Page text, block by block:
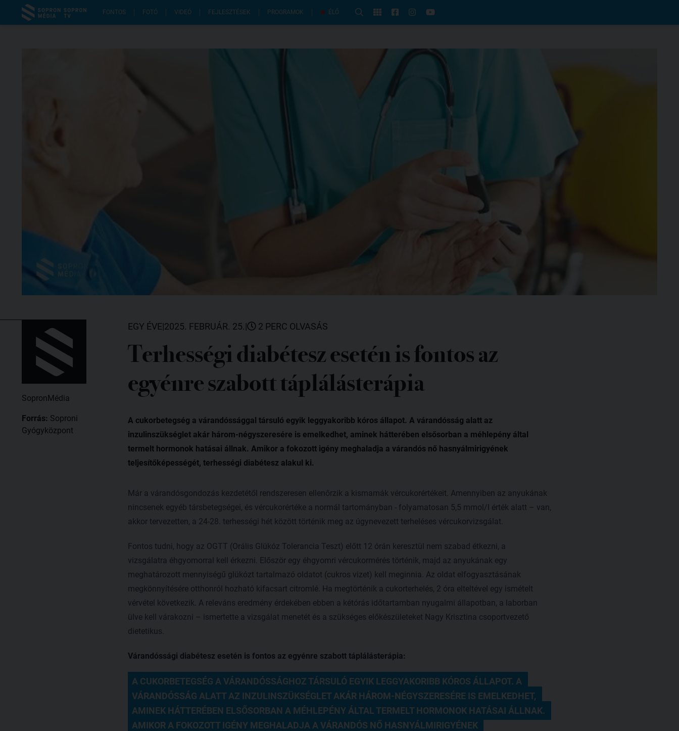
FONTOS FOTÓ VIDEÓ FEJLESZTÉSEK PROGRAMOK ÉLŐ
SopronMédia
Forrás: Soproni
Gyógyközpont
EGY ÉVE|2025. FEBRUÁR. 25.| 2 PERC OLVASÁS
Terhességi diabétesz esetén is fontos az
egyénre szabott táplálásterápia
A cukorbetegség a várandóssággal társuló egyik leggyakoribb kóros állapot. A várandósság alatt az
inzulinszükséglet akár három-négyszeresére is emelkedhet, aminek hátterében elsősorban a méhlepény által
termelt hormonok hatásai állnak. Amikor a fokozott igény meghaladja a várandós nő hasnyálmirigyének
teljesítőképességét, terhességi diabétesz alakul ki.
Már a várandósgondozás kezdetétől rendszeresen ellenőrzik a kismamák vércukorértékeit. Amennyiben az anyukának
nincsenek egyéb társbetegségei, és vércukorértéke a normál tartományban - folyamatosan 5,5 mmol/l érték alatt – van,
akkor tervezetten, a 24-28. terhességi hét között történik meg az úgynevezett terheléses vércukorvizsgálat.
Fontos tudni, hogy az OGTT (Orális Glükóz Tolerancia Teszt) előtt 12 órán keresztül nem szabad étkezni, a
vizsgálatra éhgyomorral kell érkezni. Először egy éhgyomri vércukormérés történik, majd az anyukának egy
meghatározott mennyiségű glükózt tartalmazó oldatot (cukros vizet) kell meginnia. Az oldat elfogyasztásának
megkönnyítésére otthonról hozható kifacsart citromlé. Ha megtörténik a cukorterhelés, 2 óra elteltével egy ismételt
vérvétel következik. A releváns eredmény érdekében ebben a kétórás időtartamban nyugalmi állapotban, a laborban
ülve kell várakozni – ismertette a vizsgálat menetét és a szükséges előkészületeket Nagy Krisztina csoportvezető
dietetikus.
Várandóssági diabétesz esetén is fontos az egyénre szabott táplálásterápia:
A CUKORBETEGSÉG A VÁRANDÓSSÁGHOZ TÁRSULÓ EGYIK LEGGYAKORIBB KÓROS ÁLLAPOT. A
VÁRANDÓSSÁG ALATT AZ INZULINSZÜKSÉGLET AKÁR HÁROM-NÉGYSZERESÉRE IS EMELKEDHET,
AMINEK HÁTTERÉBEN ELSŐSORBAN A MÉHLEPÉNY ÁLTAL TERMELT HORMONOK HATÁSAI ÁLLNAK.
AMIKOR A FOKOZOTT IGÉNY MEGHALADJA A VÁRANDÓS NŐ HASNYÁLMIRIGYÉNEK